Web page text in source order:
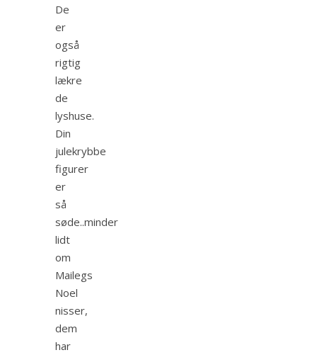
De
er
også
rigtig
lækre
de
lyshuse.
Din
julekrybbe
figurer
er
så
søde..minder
lidt
om
Mailegs
Noel
nisser,
dem
har